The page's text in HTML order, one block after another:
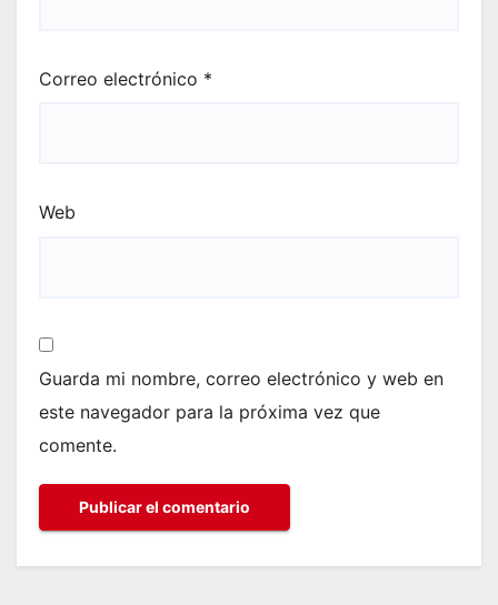
Correo electrónico *
Web
Guarda mi nombre, correo electrónico y web en
este navegador para la próxima vez que
comente.